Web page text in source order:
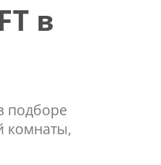
в
подборе
комнаты,